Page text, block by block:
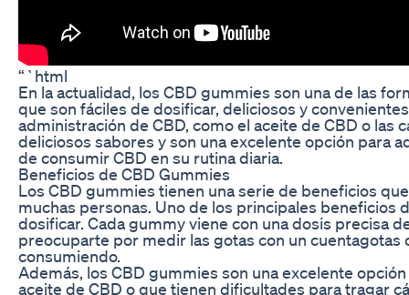
“`html
En la actualidad, los CBD gummies son una de las
que son fáciles de dosificar, deliciosos y
administración de CBD, como el aceite de CBD o las
deliciosos sabores y son una excelente opción para
de consumir CBD en su rutina diaria.
Beneficios de CBD Gummies
Los CBD gummies tienen una serie de beneficios
muchas personas. Uno de los principales beneficios
dosificar. Cada gummy viene con una dosis precisa
preocuparte por medir las gotas con un cuentagotas
consumiendo.
Además, los CBD gummies son una excelente
aceite de CBD o que tienen dificultades para tragar